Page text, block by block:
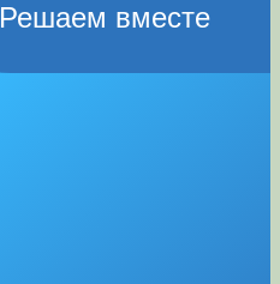
Решаем вместе